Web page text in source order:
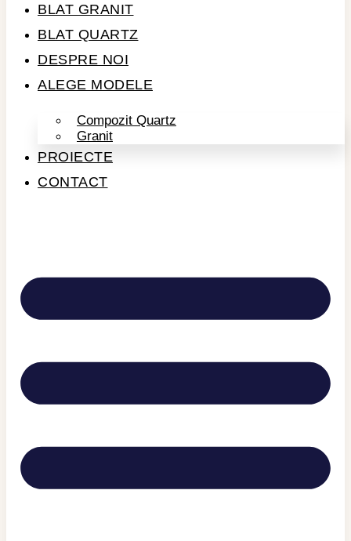
BLAT GRANIT
BLAT QUARTZ
DESPRE NOI
ALEGE MODELE
Compozit Quartz
Granit
PROIECTE
CONTACT